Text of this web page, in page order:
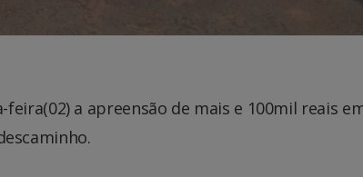
a apreensão de mais e 100mil reais